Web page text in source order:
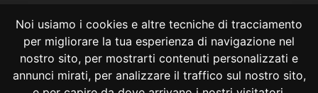
Noi usiamo i cookies e altre tecniche di tracciamento
per migliorare la tua esperienza di navigazione nel
nostro sito, per mostrarti contenuti personalizzati e
annunci mirati, per analizzare il traffico sul nostro sito,
CONSULTA ONLINE DAL 1995 -NOTE LEGALI
Consulta OnLine non ha prodotto e non è responsabile per i contenuti e
le informazioni legali di siti collegati.